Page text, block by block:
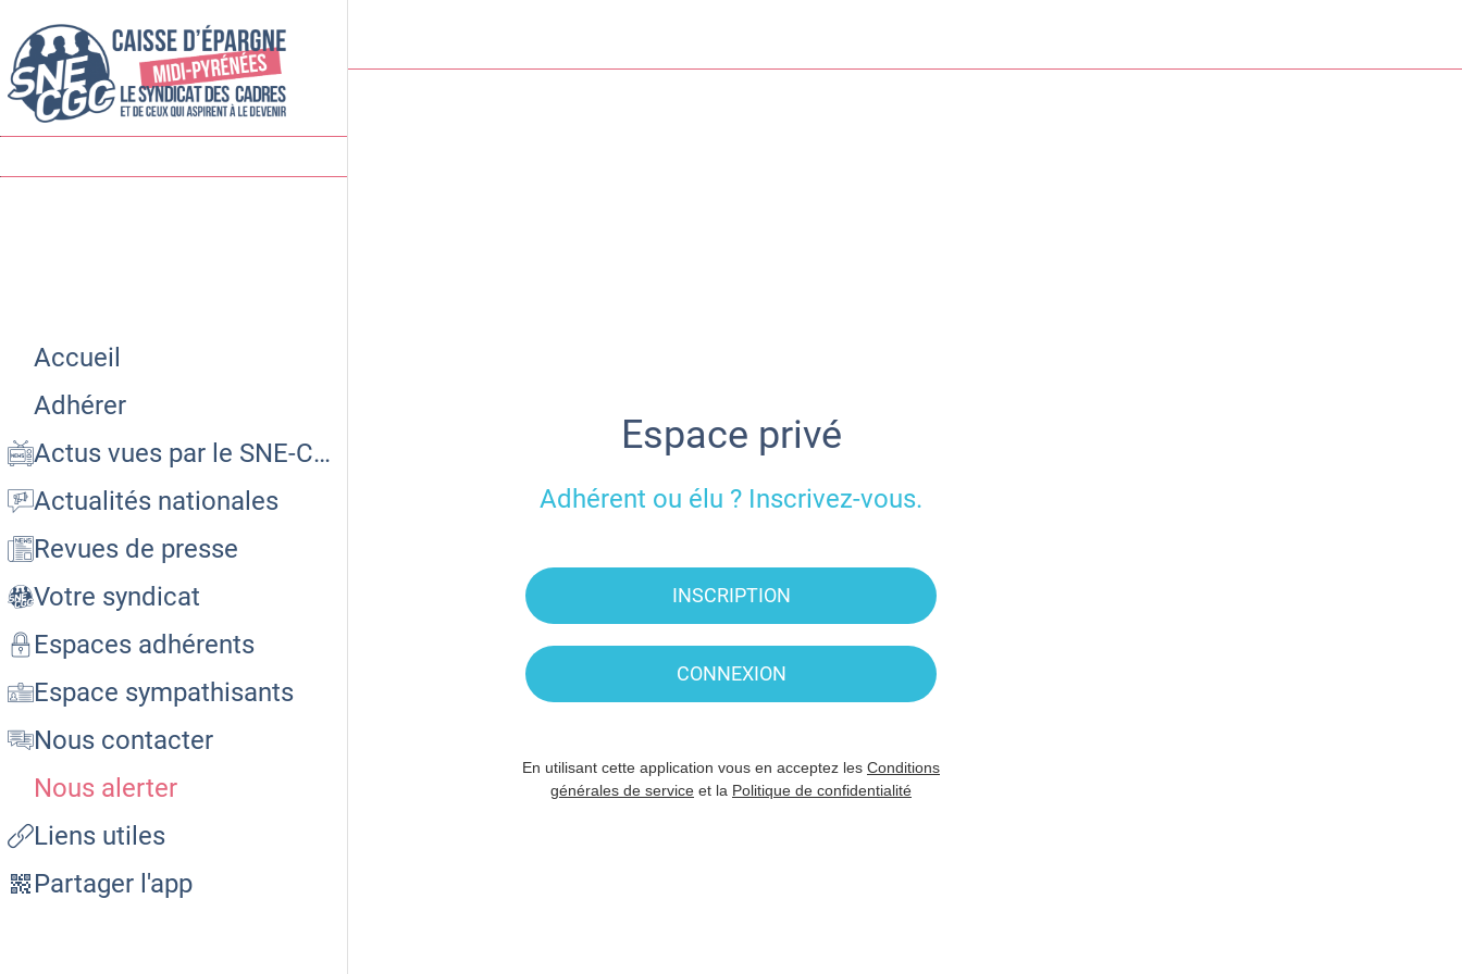
Accueil
Adhérer
Actus vues par le SNE-CGC CEMP
Actualités nationales
Revues de presse
Votre syndicat
Espaces adhérents
Espace sympathisants
Nous contacter
Nous alerter
Liens utiles
Partager l'app
Espace privé
Adhérent ou élu ? Inscrivez-vous.
INSCRIPTION
CONNEXION
En utilisant cette application vous en acceptez les Conditions
générales de service et la Politique de confidentialité